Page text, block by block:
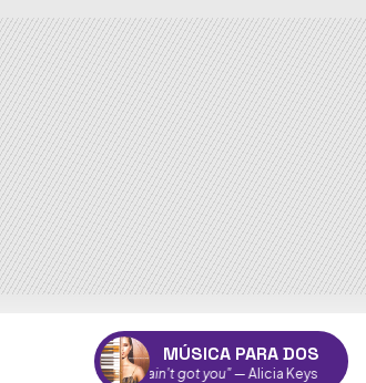
MÚSICA PARA DOS
"If I ain't got you"— Alicia Keys